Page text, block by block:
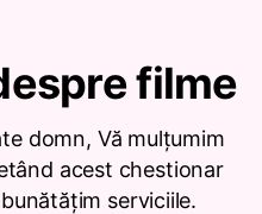
filme
domn, Vă mulțumim
acest chestionar
serviciile.